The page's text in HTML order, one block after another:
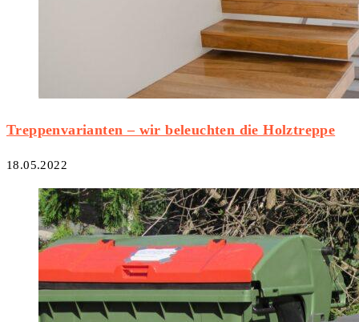
Treppenvarianten – wir beleuchten die Holztreppe
18.05.2022